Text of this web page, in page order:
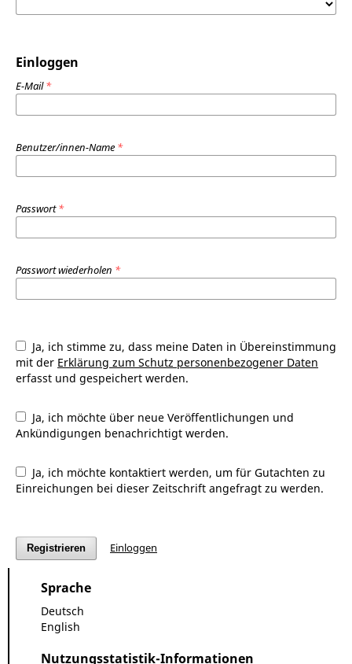
Einloggen
E-Mail*
Benutzer/innen-Name *
Passwort*
Passwort wiederholen *
mit der Erklärung zum Schutz personenbezogener Daten
erfasst und gespeichert werden.
Ankündigungen benachrichtigt werden.
Einreichungen bei dieser Zeitschrift angefragt zu werden.
Registrieren Einloggen
Sprache
Deutsch
English
Nutzungsstatistik-Informationen